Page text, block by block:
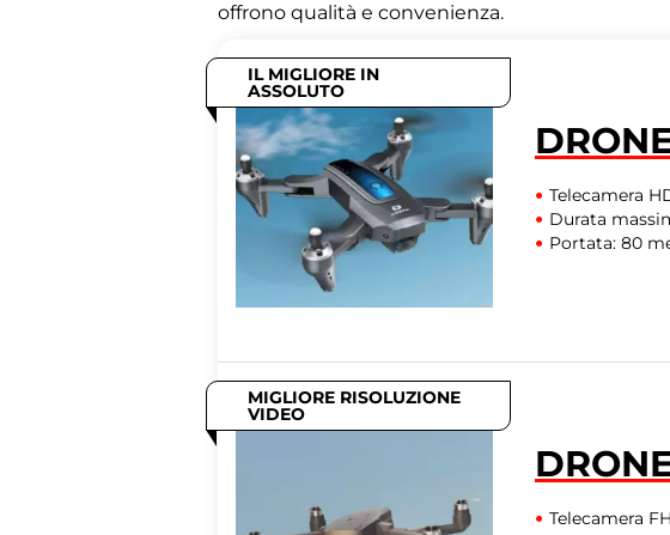
offrono qualità e convenienza.
IL MIGLIORE IN
ASSOLUTO
Telecamera
Durata
Portata: 80
MIGLIORE RISOLUZIONE
VIDEO
Telecamera